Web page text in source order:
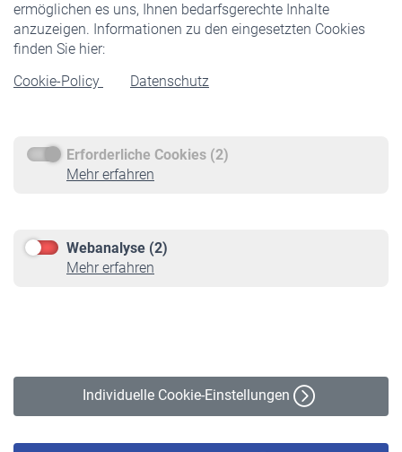
ermöglichen es uns, Ihnen bedarfsgerechte Inhalte
anzuzeigen. Informationen zu den eingesetzten Cookies
finden Sie hier:
Cookie-Policy
Datenschutz
Erforderliche Cookies (2)
Mehr erfahren
Webanalyse (2)
Mehr erfahren
Individuelle Cookie-Einstellungen
Rentner
Rentenbeginn
Rente beantragen
Service
Informationen
Online-Rechner
VBLnewsletter
Erklärung zur Barrierefreiheit